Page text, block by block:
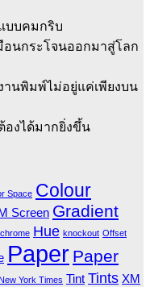
บบคมกริบ
นกระโจนออกมาสู่โลก
านพิมพ์ไม่อยู่แค่เพียงบน
องได้มากยิ่งขึ้น
Space Colour
Screen Gradient
Hue knockout Offset
Paper Paper
York Times Tint Tints XM